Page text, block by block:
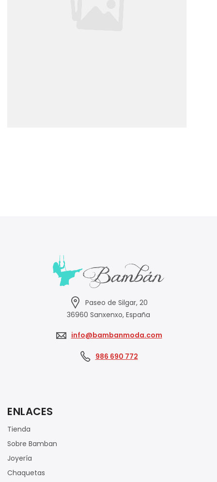
Paseo de Silgar, 20
36960 Sanxenxo, España
info@bambanmoda.com
986 690 772
ENLACES
Tienda
Sobre Bamban
Joyería
Chaquetas